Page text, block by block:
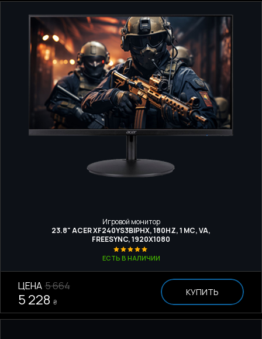
Игровой монитор
23.8" ACER XF240YS3BIPHX, 180HZ, 1 МС, VA,
FREESYNC, 1920X1080
ЕСТЬ В НАЛИЧИИ
ЦЕНА 5 664
5 228 ₴
КУПИТЬ